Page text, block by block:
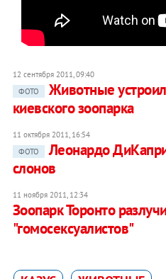
12 сентября 2011, 09:40
ФОТО
Животные
киевского зоопарка
11 октября 2011, 16:54
ФОТО
Леонардо
слонов
11 ноября 2011, 12:34
Зоопарк Торонто
"гомосексуалистов"